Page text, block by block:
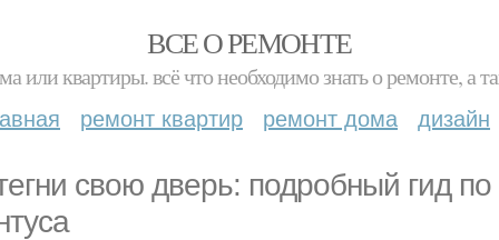
ВСЕ О РЕМОНТЕ
или квартиры. всё что необходимо знать о ремонте,
ремонт квартир ремонт дома дизайн
свою дверь: подробный гид по